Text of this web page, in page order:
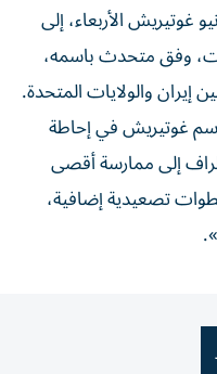
غوتيريش الأربعاء، إلى
وفق متحدث باسمه،
إيران والولايات المتحدة.
غوتيريش في إحاطة
إلى ممارسة أقصى
تصعيدية إضافية،